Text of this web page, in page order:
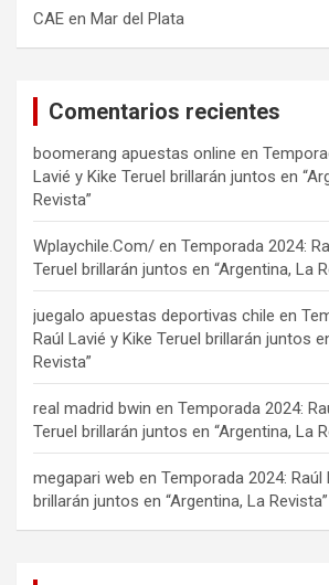
CAE en Mar del Plata
Comentarios recientes
boomerang apuestas online en
Lavié y Kike Teruel brillarán juntos en
Revista”
Wplaychile.Com/ en Temporada 2024:
Teruel brillarán juntos en “Argentina, La
juegalo apuestas deportivas chile en
Raúl Lavié y Kike Teruel brillarán juntos
Revista”
real madrid bwin en Temporada 2024:
Teruel brillarán juntos en “Argentina, La
megapari web en Temporada 2024: Raúl
brillarán juntos en “Argentina, La Revista”